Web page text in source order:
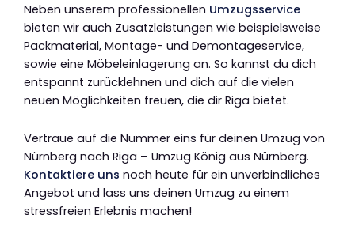
Neben unserem professionellen Umzugsservice
bieten wir auch Zusatzleistungen wie beispielsweise
Packmaterial, Montage- und Demontageservice,
sowie eine Möbeleinlagerung an. So kannst du dich
entspannt zurücklehnen und dich auf die vielen
neuen Möglichkeiten freuen, die dir Riga bietet.
Vertraue auf die Nummer eins für deinen Umzug von
Nürnberg nach Riga – Umzug König aus Nürnberg.
Kontaktiere uns noch heute für ein unverbindliches
Angebot und lass uns deinen Umzug zu einem
stressfreien Erlebnis machen!